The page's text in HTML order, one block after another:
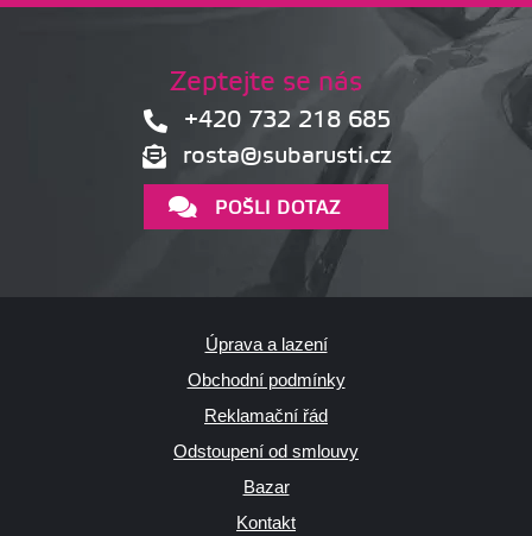
Zeptejte se nás
+420 732 218 685
rosta@subarusti.cz
POŠLI DOTAZ
Úprava a lazení
Obchodní podmínky
Reklamační řád
Odstoupení od smlouvy
Bazar
Kontakt